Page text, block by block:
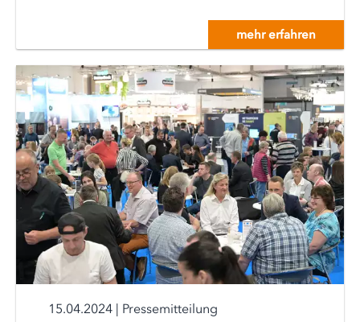
mehr erfahren
15.04.2024 | Pressemitteilung